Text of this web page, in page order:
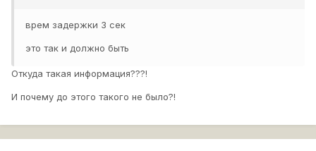
врем задержки 3 сек
это так и должно быть
Откуда такая информация???!
И почему до этого такого не было?!